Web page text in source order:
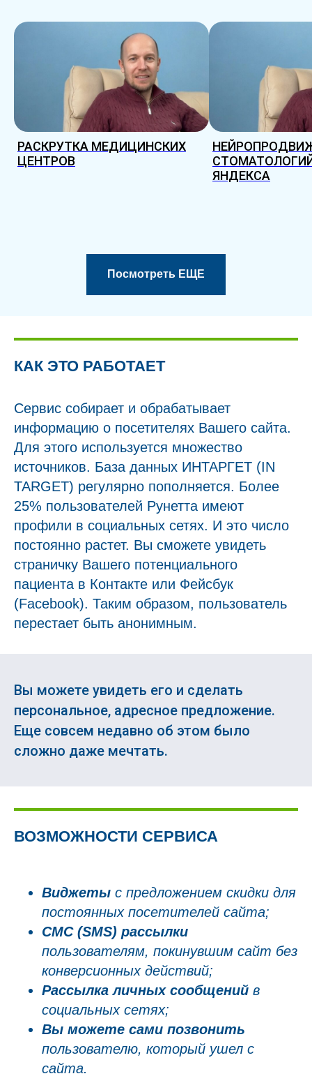
РАСКРУТКА МЕДИЦИНСКИХ
ЦЕНТРОВ
ЯНДЕКСА
Посмотреть ЕЩЕ
КАК ЭТО РАБОТАЕТ
Сервис собирает и обрабатывает
информацию о посетителях Вашего сайта.
Для этого используется множество
источников. База данных ИНТАРГЕТ (IN
TARGET) регулярно пополняется. Более
25% пользователей Рунетта имеют
профили в социальных сетях. И это число
постоянно растет. Вы сможете увидеть
страничку Вашего потенциального
пациента в Контакте или Фейсбук
(Facebook). Таким образом, пользователь
перестает быть анонимным.
Вы можете увидеть его и сделать
персональное, адресное предложение.
Еще совсем недавно об этом было
сложно даже мечтать.
ВОЗМОЖНОСТИ СЕРВИСА
Виджеты с предложением скидки для
постоянных посетителей сайта;
СМС (SMS) рассылки
пользователям, покинувшим сайт без
конверсионных действий;
Рассылка личных сообщений в
социальных сетях;
Вы можете сами позвонить
пользователю, который ушел с
сайта.